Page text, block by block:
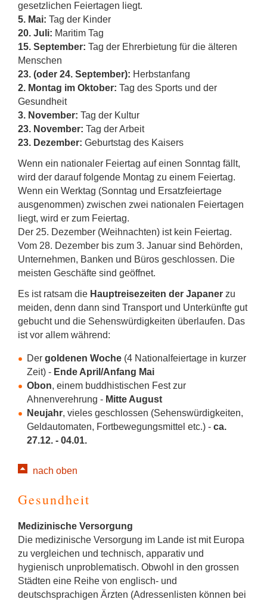
gesetzlichen Feiertagen liegt.
5. Mai: Tag der Kinder
20. Juli: Maritim Tag
15. September: Tag der Ehrerbietung für die älteren
Menschen
23. (oder 24. September): Herbstanfang
2. Montag im Oktober: Tag des Sports und der
Gesundheit
3. November: Tag der Kultur
23. November: Tag der Arbeit
23. Dezember: Geburtstag des Kaisers
Wenn ein nationaler Feiertag auf einen Sonntag fällt,
wird der darauf folgende Montag zu einem Feiertag.
Wenn ein Werktag (Sonntag und Ersatzfeiertage
ausgenommen) zwischen zwei nationalen Feiertagen
liegt, wird er zum Feiertag.
Der 25. Dezember (Weihnachten) ist kein Feiertag.
Vom 28. Dezember bis zum 3. Januar sind Behörden,
Unternehmen, Banken und Büros geschlossen. Die
meisten Geschäfte sind geöffnet.
Es ist ratsam die Hauptreisezeiten der Japaner zu
meiden, denn dann sind Transport und Unterkünfte gut
gebucht und die Sehenswürdigkeiten überlaufen. Das
ist vor allem während:
Der goldenen Woche (4 Nationalfeiertage in kurzer
Zeit) - Ende April/Anfang Mai
Obon, einem buddhistischen Fest zur
Ahnenverehrung - Mitte August
Neujahr, vieles geschlossen (Sehenswürdigkeiten,
Geldautomaten, Fortbewegungsmittel etc.) - ca.
27.12. - 04.01.
nach oben
Gesundheit
Medizinische Versorgung
Die medizinische Versorgung im Lande ist mit Europa
zu vergleichen und technisch, apparativ und
hygienisch unproblematisch. Obwohl in den grossen
Städten eine Reihe von englisch- und
deutschsprachigen Ärzten (Adressenlisten können bei